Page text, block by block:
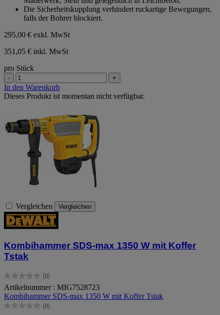
Die Sicherheitskupplung verhindert ruckartige Bewegungen,
falls der Bohrer blockiert.
295,00 € exkl. MwSt
351,05 € inkl. MwSt
pro Stück
- +
In den Warenkorb
Dieses Produkt ist momentan nicht verfügbar.
Vergleichen Vergleichen
Kombihammer SDS-max 1350 W mit Koffer
Tstak
(0)
0.0
von
5
Sternen.
Artikelnummer : MIG7528723
Kombihammer SDS-max 1350 W mit Koffer Tstak
(0)
0.0